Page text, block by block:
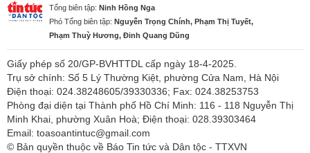
Tổng biên tập: Ninh Hồng Nga
Phó Tổng biên tập: Nguyễn Trọng Chính, Phạm Thị Tuyết,
Phạm Thuỳ Hương, Đinh Quang Dũng
Giấy phép số 20/GP-BVHTTDL cấp ngày 18-4-2025.
Trụ sở chính: Số 5 Lý Thường Kiệt, phường Cửa Nam, Hà Nội
Điện thoại: 024.38248605/39330336; Fax: 024.38253753
Phòng đại diện tại Thành phố Hồ Chí Minh: 116 - 118 Nguyễn Thị
Minh Khai, phường Xuân Hoà; Điện thoại: 028.39303464
Email: toasoantintuc@gmail.com
© Bản quyền thuộc về Báo Tin tức và Dân tộc - TTXVN